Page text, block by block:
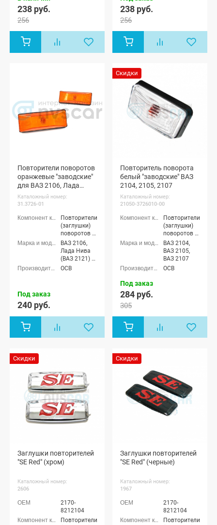
238 руб.
256
238 руб.
256
Повторители поворотов
оранжевые "заводские"
для ВАЗ 2106, Лада
Нива 4х4 (комплект)
Каталожный номер:
31.3726-01
Повторители
(заглушки)
поворотов в
крылья
ВАЗ 2106,
Лада Нива
(ВАЗ 2121) 3-
х дверная,
Лада Нива
(ВАЗ 2131) 5-
Лада Нива
Legend, Лада
Нива 4x4
Пикап
ОСВ
Под заказ
240 руб.
Скидки
Повторитель поворота
белый "заводские" ВАЗ
2104, 2105, 2107
Каталожный номер:
21050-3726010-00
Повторители
(заглушки)
поворотов в
крылья
ВАЗ 2104,
ВАЗ 2105,
ВАЗ 2107
ОСВ
Под заказ
284 руб.
305
Скидки
Заглушки повторителей
"SE Red" (хром)
Каталожный номер:
2606
2170-
8212104
Повторители
Скидки
Заглушки повторителей
"SE Red" (черные)
Каталожный номер:
1967
2170-
8212104
Повторители